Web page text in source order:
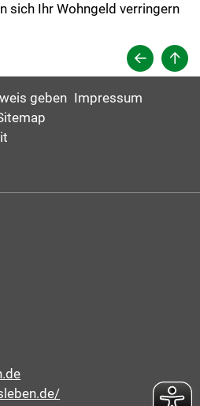
sich Ihr Wohngeld verringern
geben Impressum